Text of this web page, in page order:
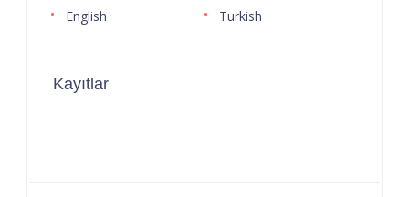
English Turkish
Kayıtlar